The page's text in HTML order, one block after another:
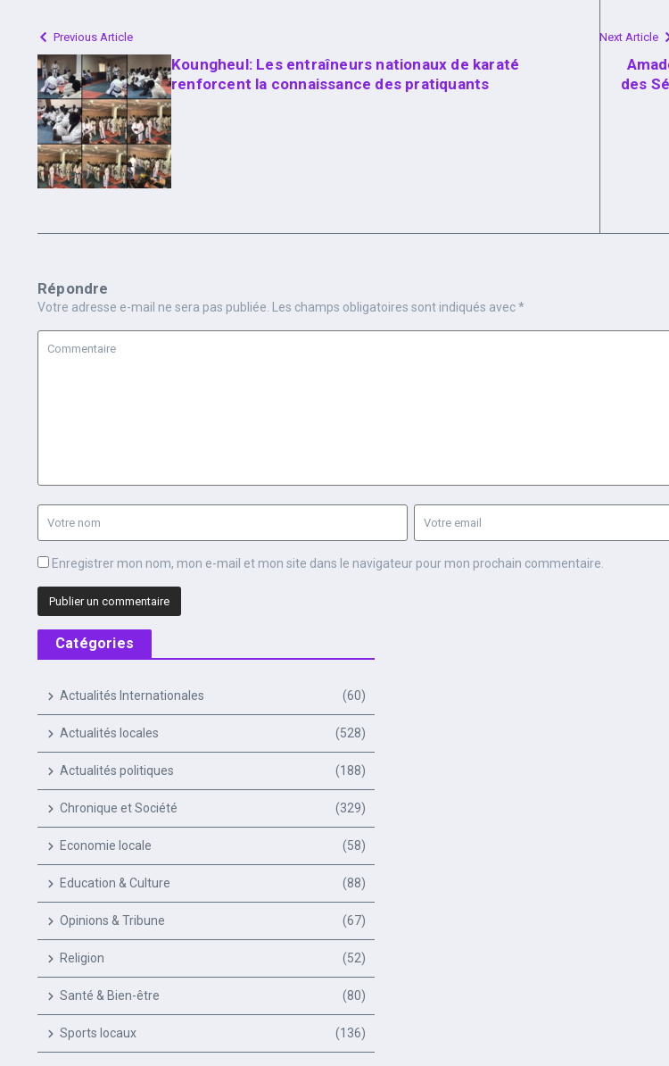
Previous Article
Koungheul: Les entraîneurs nationaux de karaté
renforcent la connaissance des pratiquants
Next Article
des
Répondre
Votre adresse e-mail ne sera pas publiée. Les champs obligatoires sont indiqués avec*
Enregistrer mon nom, mon e-mail et mon site dans le navigateur pour mon prochain commentaire.
Catégories
Actualités Internationales (60)
Actualités locales (528)
Actualités politiques (188)
Chronique et Société (329)
Economie locale (58)
Education & Culture (88)
Opinions & Tribune (67)
Religion (52)
Santé & Bien-être (80)
Sports locaux (136)